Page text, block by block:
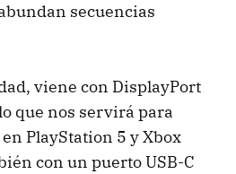
secuencias
viene con DisplayPort
que nos servirá para
PlayStation 5 y Xbox
con un puerto USB-C